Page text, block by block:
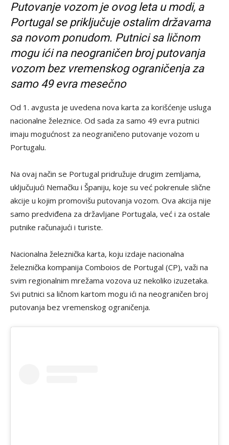
Putovanje vozom je ovog leta u modi, a
Portugal se priključuje ostalim državama
sa novom ponudom. Putnici sa ličnom
mogu ići na neograničen broj putovanja
vozom bez vremenskog ograničenja za
samo 49 evra mesečno
Od 1. avgusta je uvedena nova karta za korišćenje usluga
nacionalne železnice. Od sada za samo 49 evra putnici
imaju mogućnost za neograničeno putovanje vozom u
Portugalu.
Na ovaj način se Portugal pridružuje drugim zemljama,
uključujući Nemačku i Španiju, koje su već pokrenule slične
akcije u kojim promovišu putovanja vozom. Ova akcija nije
samo predviđena za državljane Portugala, već i za ostale
putnike računajući i turiste.
Nacionalna železnička karta, koju izdaje nacionalna
železnička kompanija Comboios de Portugal (CP), važi na
svim regionalnim mrežama vozova uz nekoliko izuzetaka.
Svi putnici sa ličnom kartom mogu ići na neograničen broj
putovanja bez vremenskog ograničenja.